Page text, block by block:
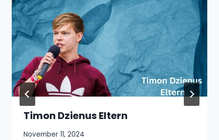
Timon Dzienus Eltern
November 11, 2024